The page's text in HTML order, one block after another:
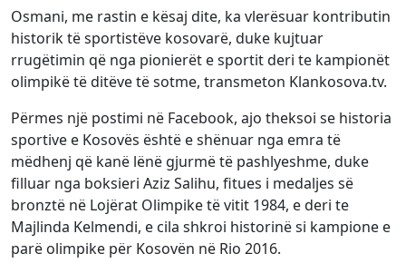
Osmani, me rastin e kësaj dite, ka vlerësuar kontributin
historik të sportistëve kosovarë, duke kujtuar
rrugëtimin që nga pionierët e sportit deri te kampionët
olimpikë të ditëve të sotme, transmeton Klankosova.tv.
Përmes një postimi në Facebook, ajo theksoi se historia
sportive e Kosovës është e shënuar nga emra të
mëdhenj që kanë lënë gjurmë të pashlyeshme, duke
filluar nga boksieri Aziz Salihu, fitues i medaljes së
bronztë në Lojërat Olimpike të vitit 1984, e deri te
Majlinda Kelmendi, e cila shkroi historinë si kampione e
parë olimpike për Kosovën në Rio 2016.